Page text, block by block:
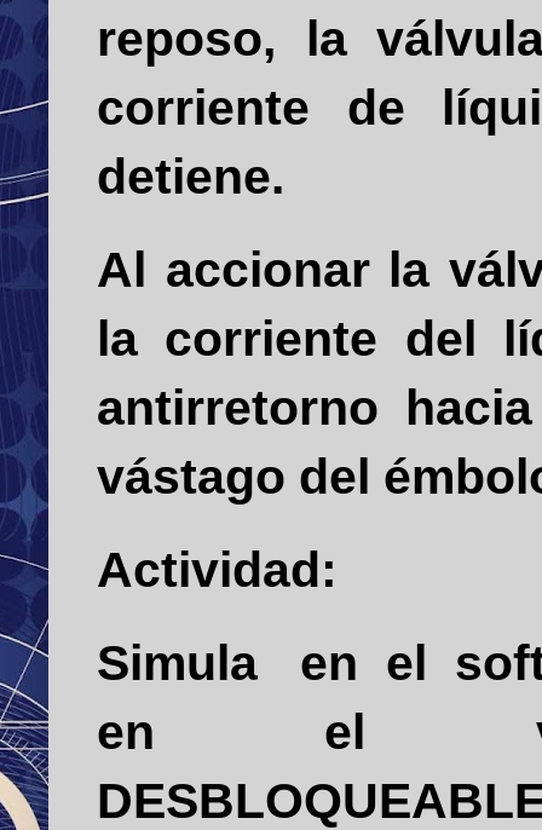
reposo, la
corriente de
detiene.
Al accionar la
la corriente del
antirretorno
vástago del
Actividad:
Simula en el
en el video